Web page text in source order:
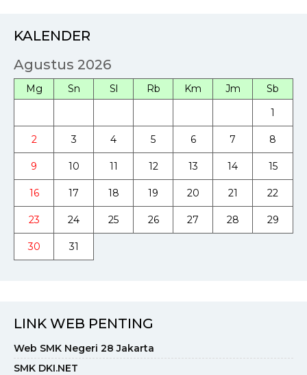
KALENDER
Agustus 2026
Mg Sn Sl Rb Km Jm
Sb
1
2 3 4 5 6 7 8
9 10 11 12 13 14 15
16 17 18 19 20 21 22
23 24 25 26 27 28 29
30 31
LINK WEB PENTING
Web SMK Negeri 28 Jakarta
SMK DKI.NET